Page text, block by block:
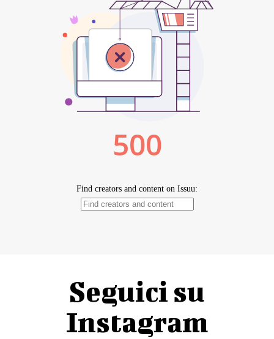
Seguici su
Instagram